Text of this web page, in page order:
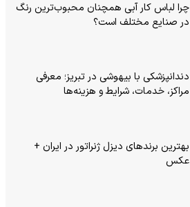
چرا لباس کار آبی همچنان محبوب‌ترین رنگ
در صنایع مختلف است؟
دندانپزشکی با بیهوشی در تبریز؛ معرفی
مراکز، خدمات، شرایط و هزینه‌ها
بهترین برندهای دیزل ژنراتور در ایران +
عکس